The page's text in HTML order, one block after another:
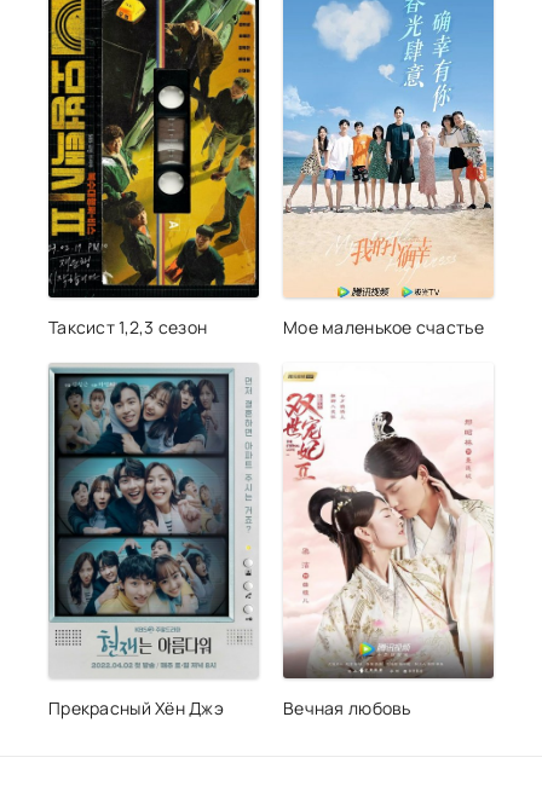
Таксист 1,2,3 сезон Мое маленькое счастье
Прекрасный Хён Джэ Вечная любовь